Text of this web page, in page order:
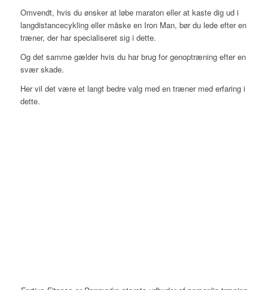
Omvendt, hvis du ønsker at løbe maraton eller at kaste dig ud i
langdistancecykling eller måske en Iron Man, bør du lede efter en
træner, der har specialiseret sig i dette.
Og det samme gælder hvis du har brug for genoptræning efter en
svær skade.
Her vil det være et langt bedre valg med en træner med erfaring i
dette.